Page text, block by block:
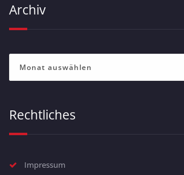
Archiv
Rechtliches
Impressum